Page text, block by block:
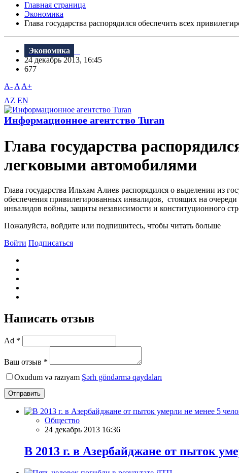
Главная страница
Экономика
Глава государства распорядился обеспечить всех
Экономика
24 декабрь 2013, 16:45
677
A- A A+
AZ EN
Информационное агентство Turan
Глава государства
легковыми автомобилями
Глава государства Ильхам Алиев распорядился о выделении из
обеспечения привилегированных инвалидов, стоящих на
инвалидов войны, защиты независимости и конституционного
Пожалуйста, войдите или подпишитесь, чтобы читать больше
Войти Подписаться
Написать отзыв
Ad *
Ваш отзыв *
Oxudum və razıyam Şərh göndərmə qaydaları
Отправить
Общество
24 декабрь 2013 16:36
В 2013 г. в Азербайджане от пыток